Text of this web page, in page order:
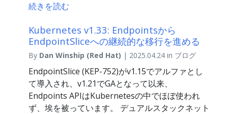
続きを読む
Kubernetes v1.33: Endpointsから
EndpointSliceへの継続的な移行を進める
By Dan Winship (Red Hat) | 2025.04.24 in ブログ
EndpointSlice (KEP-752)がv1.15でアルファとし
て導入され、v1.21でGAとなって以来、
Endpoints APIはKubernetesの中でほぼ使われ
ず、埃を被っています。 デュアルスタックネット